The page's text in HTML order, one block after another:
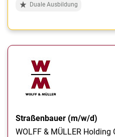
Duale Ausbildung
Straßenbauer (m/w/d)
WOLFF & MÜLLER Holding